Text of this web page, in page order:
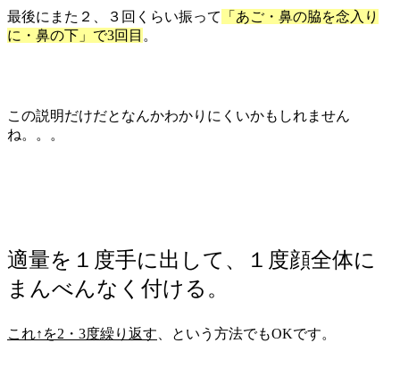
最後にまた２、３回くらい振って
「あご・鼻の脇を念入り
に・鼻の下」で3回目 。
この説明だけだとなんかわかりにくいかもしれません
ね。。。
適量を１度手に出して、１度顔全体に
まんべんなく付ける。
これ↑を2・3度繰り返す 、という方法でもOKです。